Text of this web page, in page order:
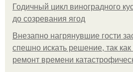
Годичный цикл виноградного
до созревания ягод
Внезапно нагрянувшие гости
спешно искать решение, так
ремонт времени